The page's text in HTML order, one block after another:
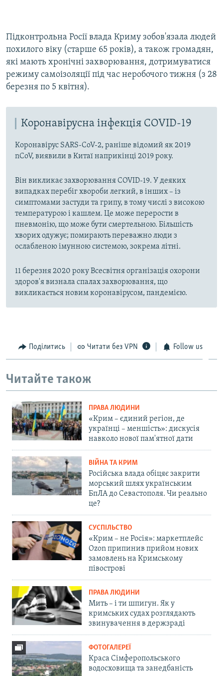
Підконтрольна Росії влада Криму зобов'язала людей
похилого віку (старше 65 років), а також громадян,
які мають хронічні захворювання, дотримуватися
режиму самоізоляції під час неробочого тижня (з 28
березня по 5 квітня).
Коронавірусна інфекція COVID-19
Коронавірус SARS-CoV-2, раніше відомий як 2019
nCoV, виявили в Китаї наприкінці 2019 року.
Він викликає захворювання COVID-19. У деяких
випадках перебіг хвороби легкий, в інших – із
симптомами застуди та грипу, в тому числі з високою
температурою і кашлем. Це може перерости в
пневмонію, що може бути смертельною. Більшість
хворих одужує; помирають переважно люди з
ослабленою імунною системою, зокрема літні.
11 березня 2020 року Всесвітня організація охорони
здоров'я визнала спалах захворювання, що
викликається новим коронавірусом, пандемією.
Поділитись Читати без VPN Follow us
Читайте також
ПРАВА ЛЮДИНИ
«Крим – єдиний регіон, де
українці – меншість»: дискусія
навколо нової пам'ятної дати
ВІЙНА ТА КРИМ
Російська влада обіцяє закрити
морський шлях українським
БпЛА до Севастополя. Чи реально
це?
СУСПІЛЬСТВО
«Крим – не Росія»: маркетплейс
Ozon припинив прийом нових
замовлень на Кримському
півострові
ПРАВА ЛЮДИНИ
Мить – і ти шпигун. Як у
кримських судах розглядають
звинувачення в держзраді
ФОТОГАЛЕРЕЇ
Краса Сімферопольського
водосховища та занедбаність